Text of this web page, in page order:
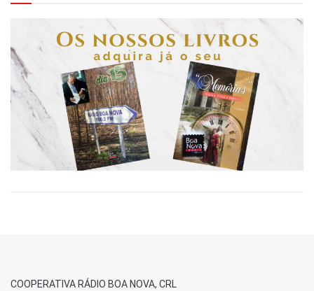
COOPERATIVA RÁDIO BOA NOVA, CRL